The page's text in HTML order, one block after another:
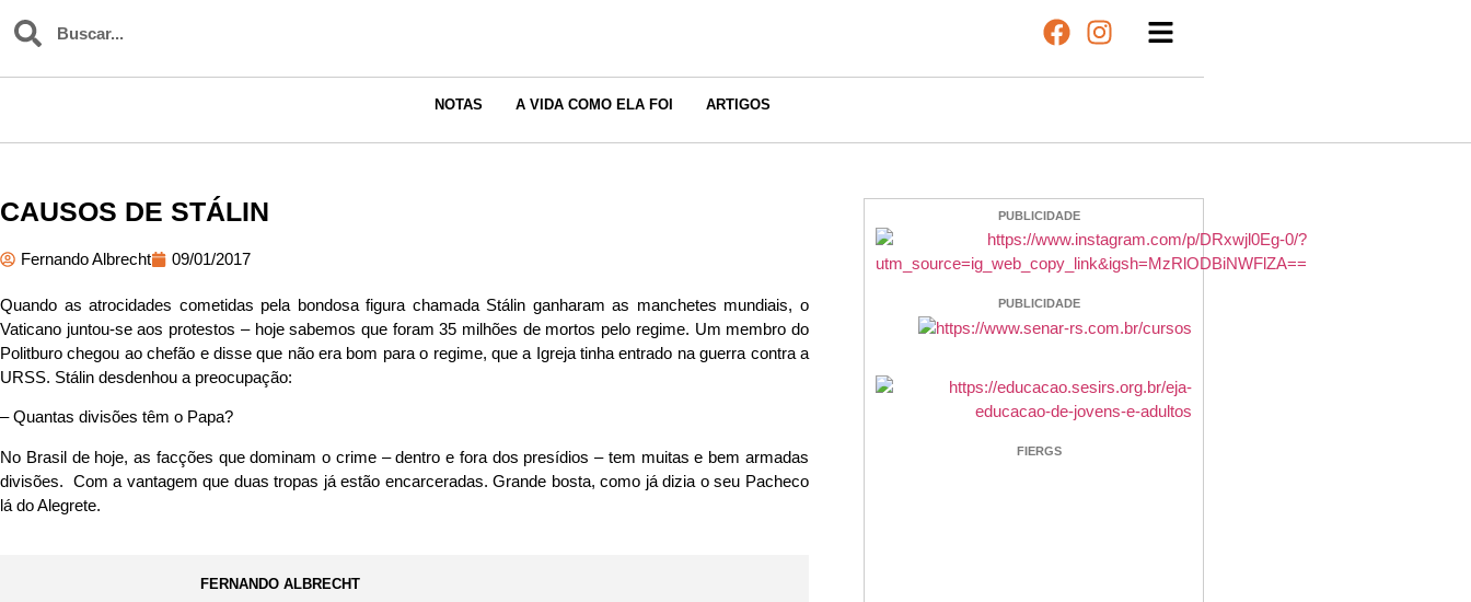
NOTAS A VIDA COMO ELA FOI ARTIGOS
CAUSOS DE STÁLIN
Fernando Albrecht 09/01/2017
Quando as atrocidades cometidas pela bondosa figura chamada Stálin ganharam as manchetes mundiais, o
Vaticano juntou-se aos protestos – hoje sabemos que foram 35 milhões de mortos pelo regime. Um membro do
Politburo chegou ao chefão e disse que não era bom para o regime, que a Igreja tinha entrado na guerra contra a
URSS. Stálin desdenhou a preocupação:
– Quantas divisões têm o Papa?
No Brasil de hoje, as facções que dominam o crime – dentro e fora dos presídios – tem muitas e bem armadas
divisões. Com a vantagem que duas tropas já estão encarceradas. Grande bosta, como já dizia o seu Pacheco
lá do Alegrete.
FERNANDO ALBRECHT
PUBLICIDADE
PUBLICIDADE
FIERGS